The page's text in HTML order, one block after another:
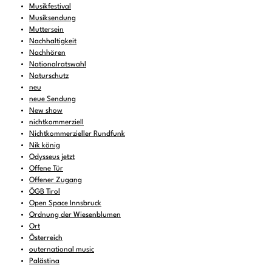
Musikfestival
Musiksendung
Muttersein
Nachhaltigkeit
Nachhören
Nationalratswahl
Naturschutz
neu
neue Sendung
New show
nichtkommerziell
Nichtkommerzieller Rundfunk
Nik könig
Odysseus jetzt
Offene Tür
Offener Zugang
ÖGB Tirol
Open Space Innsbruck
Ordnung der Wiesenblumen
Ort
Österreich
outernational music
Palästina